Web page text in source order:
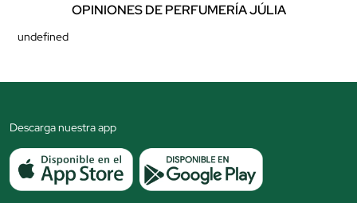
OPINIONES DE PERFUMERÍA JÚLIA
undefined
Descarga nuestra app